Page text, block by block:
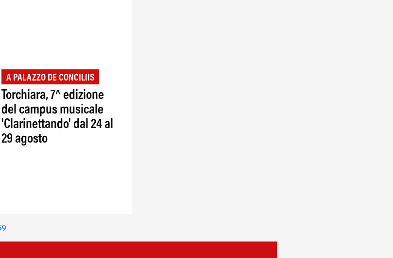
A PALAZZO DE CONCILIIS
Torchiara, 7^ edizione
del campus musicale
'Clarinettando' dal 24 al
29 agosto